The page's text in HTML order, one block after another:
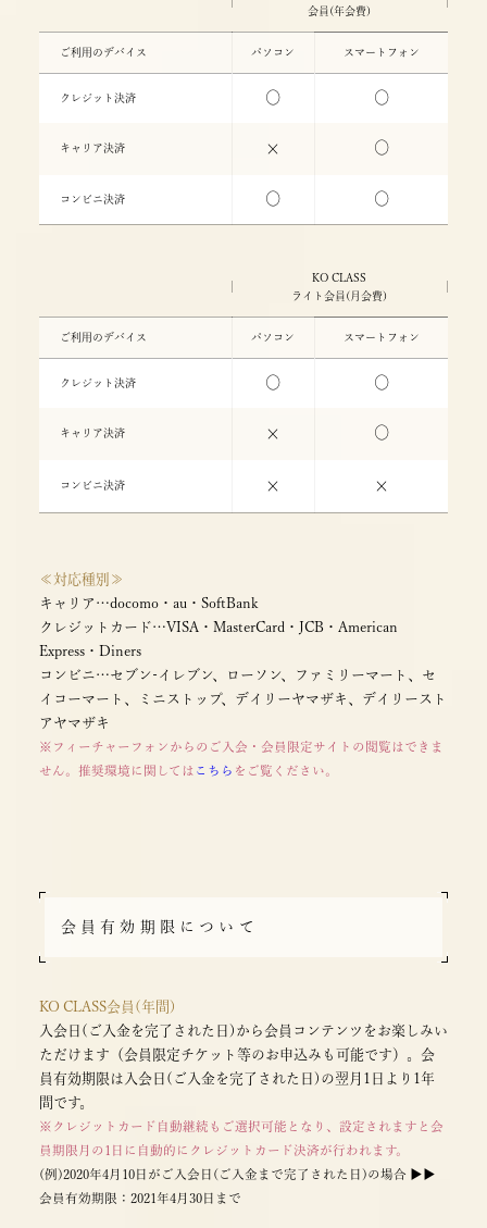
会員(年会費)
ご利用のデバイス パソコン スマートフォン
クレジット決済 ○ ○
キャリア決済 × ○
コンビニ決済 ○ ○
KO CLASS
ライト会員(月会費)
ご利用のデバイス パソコン スマートフォン
クレジット決済 ○ ○
キャリア決済 × ○
コンビニ決済 × ×
≪対応種別≫
キャリア…docomo・au・SoftBank
クレジットカード…VISA・MasterCard・JCB・American
Express・Diners
コンビニ…セブン-イレブン、ローソン、ファミリーマート、セ
イコーマート、ミニストップ、デイリーヤマザキ、デイリースト
アヤマザキ
※フィーチャーフォンからのご入会・会員限定サイトの閲覧はできま
せん。推奨環境に関しては こちら をご覧ください。
会員有効期限について
KO CLASS会員(年間)
入会日(ご入金を完了された日)から会員コンテンツをお楽しみい
ただけます（会員限定チケット等のお申込みも可能です）。会
員有効期限は入会日(ご入金を完了された日)の翌月1日より1年
間です。
※クレジットカード自動継続もご選択可能となり、設定されますと会
員期限月の1日に自動的にクレジットカード決済が行われます。
(例)2020年4月10日がご入会日(ご入金まで完了された日)の場合 ▶▶
会員有効期限：2021年4月30日まで